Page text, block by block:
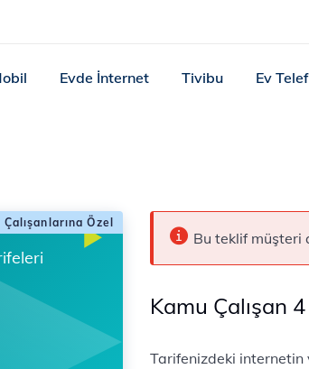
Evde İnternet Tivibu Ev
Çalışanlarına Özel
Bu teklif müşteri
Kamu Çalışan
​​​​​​​​Tarifenizdeki internetin